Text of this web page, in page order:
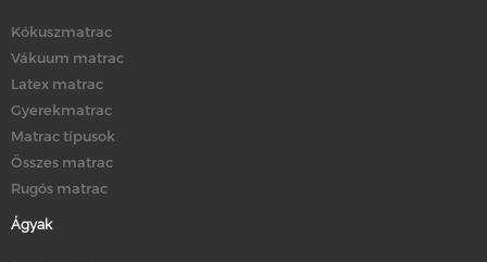
Kókuszmatrac
Vákuum matrac
Latex matrac
Gyerekmatrac
Matrac típusok
Összes matrac
Rugós matrac
Ágyak